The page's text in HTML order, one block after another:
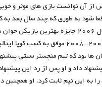
آن توانست بازی های موثر و
شود به طوری که چند سال بعد به
تیم تبدیل شد.او در سال ۲۰۰۶ جایزه بهترین
آن خود کرد و در فصل ۲۰۰۷-۲۰۰۸ موفق به کسب
ها بود که تیم منچستر سیتی
پیشنهاد داد و او پس از رد این